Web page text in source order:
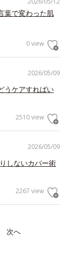
葉で変わった肌
0 view
2026/05/09
うケアすればい
2510 view
2026/05/09
しないカバー術
2267 view
次へ